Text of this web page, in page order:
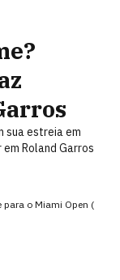
sua estreia em
Roland Garros
para o Miami Open (